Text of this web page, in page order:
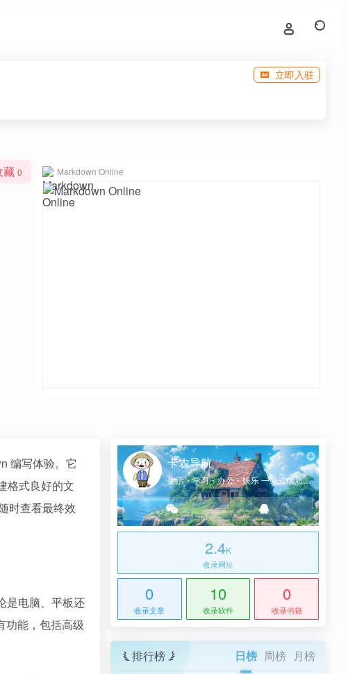
立即入驻
藏 0 Markdown Online
编写体验。它
格式良好的文
时查看最终效
是电脑、平板还
功能，包括高级
卡农导航
生活・学习・办公・娱乐 一站式优质网址导航
2.4K
收录网址
0
收录文章
10
收录软件
0
收录书籍
排行榜 日榜 周榜 月榜